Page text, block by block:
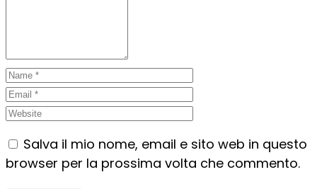
Salva il mio nome, email e sito web in questo
browser per la prossima volta che commento.